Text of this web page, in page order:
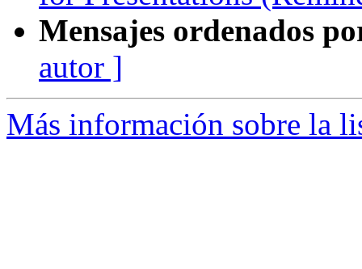
Mensajes ordenados
autor ]
Más información sobre la